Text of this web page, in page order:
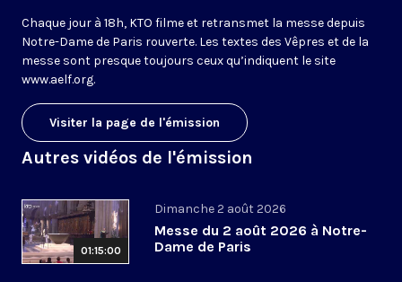
Chaque jour à 18h, KTO filme et retransmet la messe depuis
Notre-Dame de Paris rouverte. Les textes des Vêpres et de la
messe sont presque toujours ceux qu’indiquent le site
www.aelf.org.
Visiter la page de l'émission
Autres vidéos de l'émission
01:15:00
Dimanche 2 août 2026
Messe du 2 août 2026 à Notre-
Dame de Paris